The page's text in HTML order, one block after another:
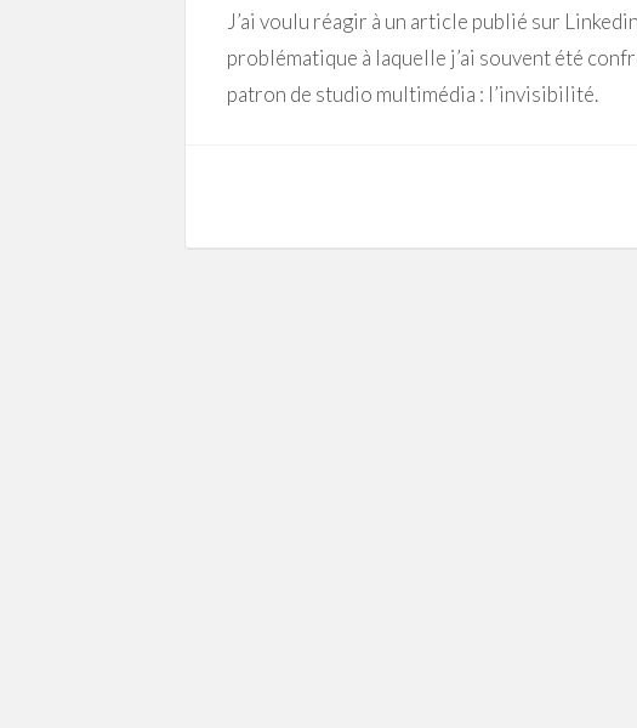
J’ai voulu réagir à un article publié sur
problématique à laquelle j’ai souvent été
patron de studio multimédia : l’invisibilité.